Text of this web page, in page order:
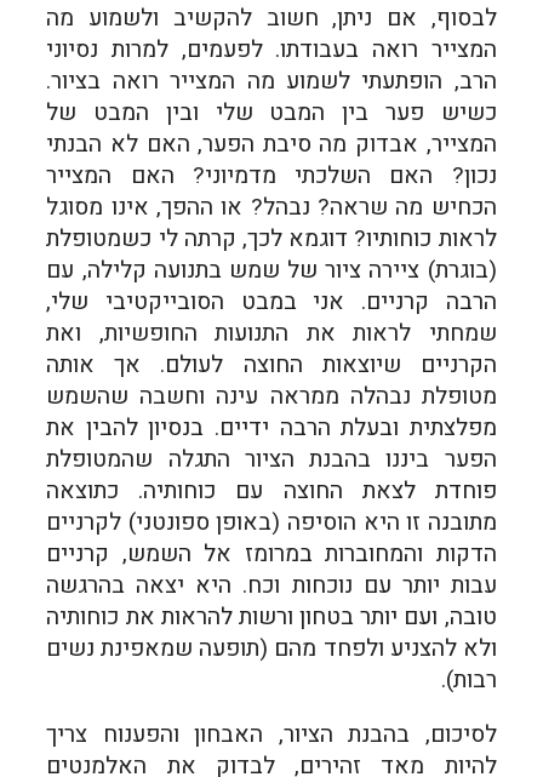
לבסוף, אם ניתן, חשוב להקשיב ולשמוע מה
המצייר רואה בעבודתו. לפעמים, למרות נסיוני
הרב, הופתעתי לשמוע מה המצייר רואה בציור.
כשיש פער בין המבט שלי ובין המבט של
המצייר, אבדוק מה סיבת הפער, האם לא הבנתי
נכון? האם השלכתי מדמיוני? האם המצייר
הכחיש מה שראה? נבהל? או ההפך, אינו מסוגל
לראות כוחותיו? דוגמא לכך, קרתה לי כשמטופלת
(בוגרת) ציירה ציור של שמש בתנועה קלילה, עם
הרבה קרניים. אני במבט הסובייקטיבי שלי,
שמחתי לראות את התנועות החופשיות, ואת
הקרניים שיוצאות החוצה לעולם. אך אותה
מטופלת נבהלה ממראה עינה וחשבה שהשמש
מפלצתית ובעלת הרבה ידיים. בנסיון להבין את
הפער ביננו בהבנת הציור התגלה שהמטופלת
פוחדת לצאת החוצה עם כוחותיה. כתוצאה
מתובנה זו היא הוסיפה (באופן ספונטני) לקרניים
הדקות והמחוברות במרומז אל השמש, קרניים
עבות יותר עם נוכחות וכח. היא יצאה בהרגשה
טובה, ועם יותר בטחון ורשות להראות את כוחותיה
ולא להצניע ולפחד מהם (תופעה שמאפינת נשים
רבות).
לסיכום, בהבנת הציור, האבחון והפענוח צריך
להיות מאד זהירים, לבדוק את האלמנטים